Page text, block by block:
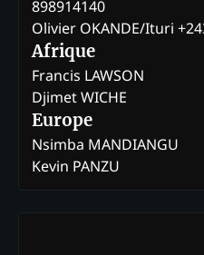
898914140
Olivier OKANDE/Ituri
Afrique
Francis LAWSON
Djimet WICHE
Europe
Nsimba MANDIANGU
Kevin PANZU